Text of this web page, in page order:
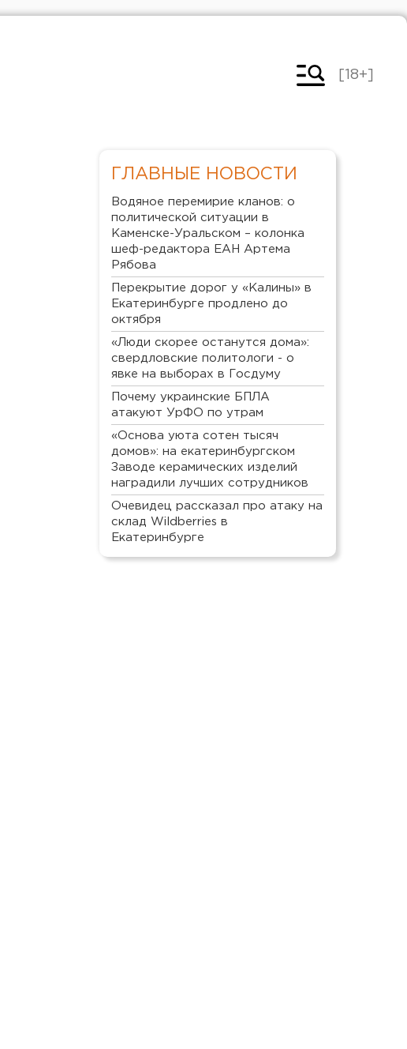
[18+]
ГЛАВНЫЕ НОВОСТИ
Водяное перемирие кланов: о
политической ситуации в
Каменске-Уральском – колонка
шеф-редактора ЕАН Артема
Рябова
Перекрытие дорог у «Калины» в
Екатеринбурге продлено до
октября
«Люди скорее останутся дома»:
свердловские политологи - о
явке на выборах в Госдуму
Почему украинские БПЛА
атакуют УрФО по утрам
«Основа уюта сотен тысяч
домов»: на екатеринбургском
Заводе керамических изделий
наградили лучших сотрудников
Очевидец рассказал про атаку на
склад Wildberries в
Екатеринбурге